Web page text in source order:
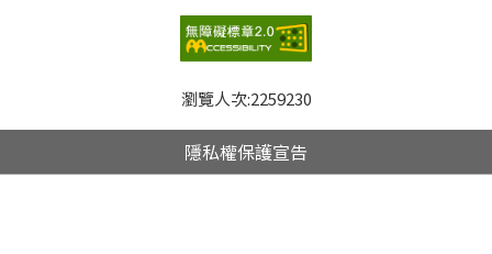
瀏覽人次:2259230
隱私權保護宣告